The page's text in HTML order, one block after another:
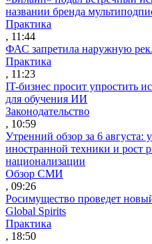
названии бренда
Практика
, 11:44
ФАС запретила наружную
Практика
, 11:23
IT-бизнес просит упростить
для обучения ИИ
Законодательство
, 10:59
Утренний обзор за 6 августа:
иностранной техники и рост
национализации
Обзор СМИ
, 09:26
Росимущество проведет
Global Spirits
Практика
, 18:50